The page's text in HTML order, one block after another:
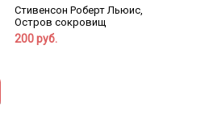
Стивенсон Роберт Льюис,
Остров сокровищ
200 руб.